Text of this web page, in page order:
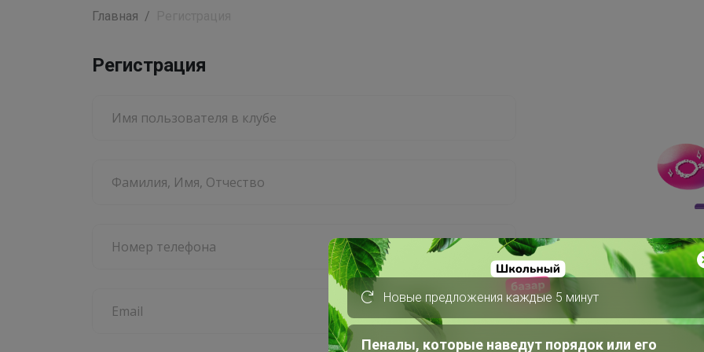
Главная
Регистрация
Новые предложения каждые 5 минут
Пеналы, которые наведут порядок или его